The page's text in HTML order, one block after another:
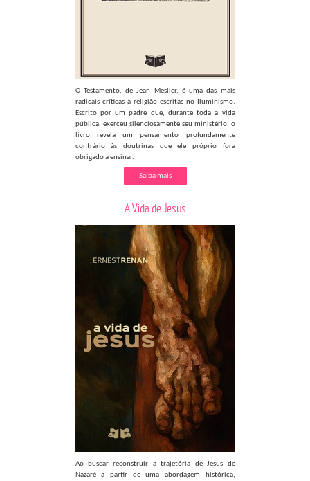
O Testamento, de Jean Meslier, é uma das mais
radicais críticas à religião escritas no Iluminismo.
Escrito por um padre que, durante toda a vida
pública, exerceu silenciosamente seu ministério, o
livro revela um pensamento profundamente
contrário às doutrinas que ele próprio fora
obrigado a ensinar.
Saiba mais
A Vida de Jesus
Ao buscar reconstruir a trajetória de Jesus de
Nazaré a partir de uma abordagem histórica,